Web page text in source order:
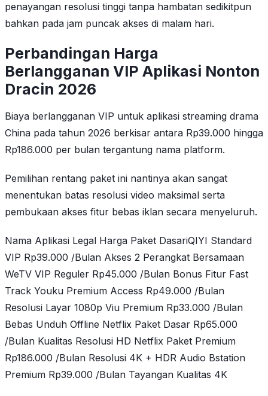
penayangan resolusi tinggi tanpa hambatan sedikitpun
bahkan pada jam puncak akses di malam hari.
Perbandingan Harga
Berlangganan VIP Aplikasi Nonton
Dracin 2026
Biaya berlangganan VIP untuk aplikasi streaming drama
China pada tahun 2026 berkisar antara Rp39.000 hingga
Rp186.000 per bulan tergantung nama platform.
Pemilihan rentang paket ini nantinya akan sangat
menentukan batas resolusi video maksimal serta
pembukaan akses fitur bebas iklan secara menyeluruh.
Nama Aplikasi Legal Harga Paket DasariQIYI Standard
VIP Rp39.000 /Bulan Akses 2 Perangkat Bersamaan
WeTV VIP Reguler Rp45.000 /Bulan Bonus Fitur Fast
Track Youku Premium Access Rp49.000 /Bulan
Resolusi Layar 1080p Viu Premium Rp33.000 /Bulan
Bebas Unduh Offline Netflix Paket Dasar Rp65.000
/Bulan Kualitas Resolusi HD Netflix Paket Premium
Rp186.000 /Bulan Resolusi 4K + HDR Audio Bstation
Premium Rp39.000 /Bulan Tayangan Kualitas 4K